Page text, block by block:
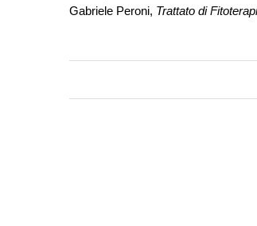
Gabriele Peroni, Trattato di